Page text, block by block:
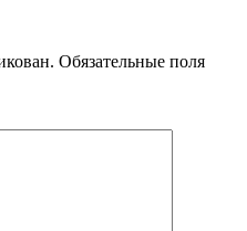
Обязательные поля